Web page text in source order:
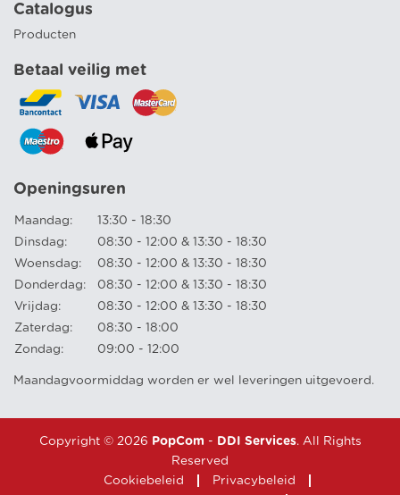
Catalogus
Producten
Betaal veilig met
Openingsuren
Maandag:
13:30 - 18:30
Dinsdag:
08:30 - 12:00 & 13:30 - 18:30
Woensdag:
08:30 - 12:00 & 13:30 - 18:30
Donderdag:
08:30 - 12:00 & 13:30 - 18:30
Vrijdag:
08:30 - 12:00 & 13:30 - 18:30
Zaterdag:
08:30 - 18:00
Zondag:
09:00 - 12:00
Maandagvoormiddag worden er wel leveringen uitgevoerd.
Copyright © 2026 PopCom - DDI Services. All Rights
Reserved
Cookiebeleid
Privacybeleid